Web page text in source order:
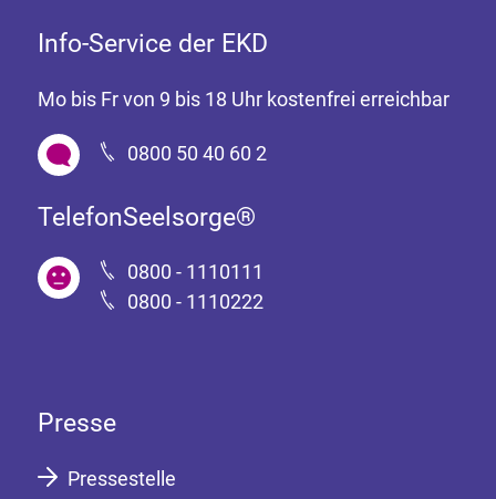
Info-Service der EKD
Mo bis Fr von 9 bis 18 Uhr kostenfrei erreichbar
0800 50 40 60 2
TelefonSeelsorge®
0800 - 1110111
0800 - 1110222
Presse
Pressestelle